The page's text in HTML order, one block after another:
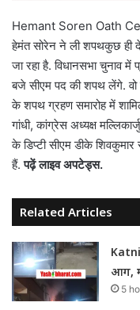
Hemant Soren Oath
हेमंत सोरेन ने ली शपथकुछ ही
जा रहा है. विधानसभा चुनाव
बजे सीएम पद की शपथ लेंगे. वो
के शपथ ग्रहण समारोह में
गांधी, कांग्रेस अध्यक्ष
के डिप्टी सीएम डीके
हैं.पढ़ें लाइव अपटेड्स.
Related Articles
आग,
5